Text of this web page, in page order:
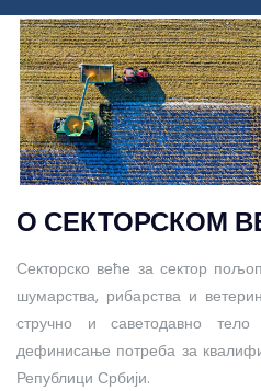
О СЕКТОРСКОМ
Секторско веће за сектор
шумарства, рибарства и
стручно и саветодавно
дефинисање потреба за
Републици Србији.